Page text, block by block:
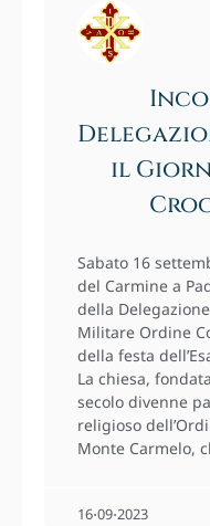
il
Sabato 16
del Carmine a
della
Militare Ordine
della festa
La chiesa,
secolo divenne
religioso
Monte Carmelo,
16⋅09⋅2023